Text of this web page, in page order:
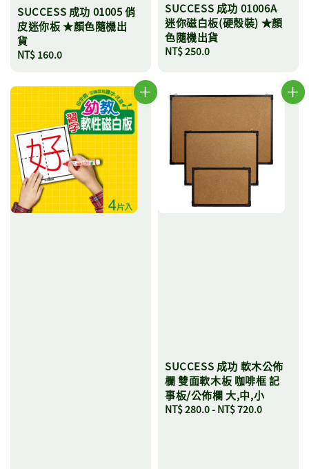
SUCCESS 成功 01005 俏
皮迷你板 ★顏色隨機出
貨
Regular
NT$ 160.0
SUCCESS 成功 01006A
迷你磁白板(硬殼裝) ★顏
色隨機出貨
Regular
NT$ 250.0
SUCCESS 成功 軟木公佈
欄 雙面軟木板 咖啡框 記
事板/公佈欄 大,中,小
Regular
NT$ 280.0- NT$ 720.0